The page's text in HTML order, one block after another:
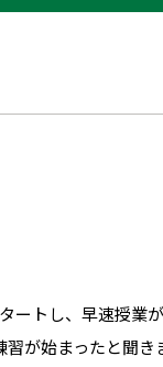
ートし、早速授業が
が始まったと聞